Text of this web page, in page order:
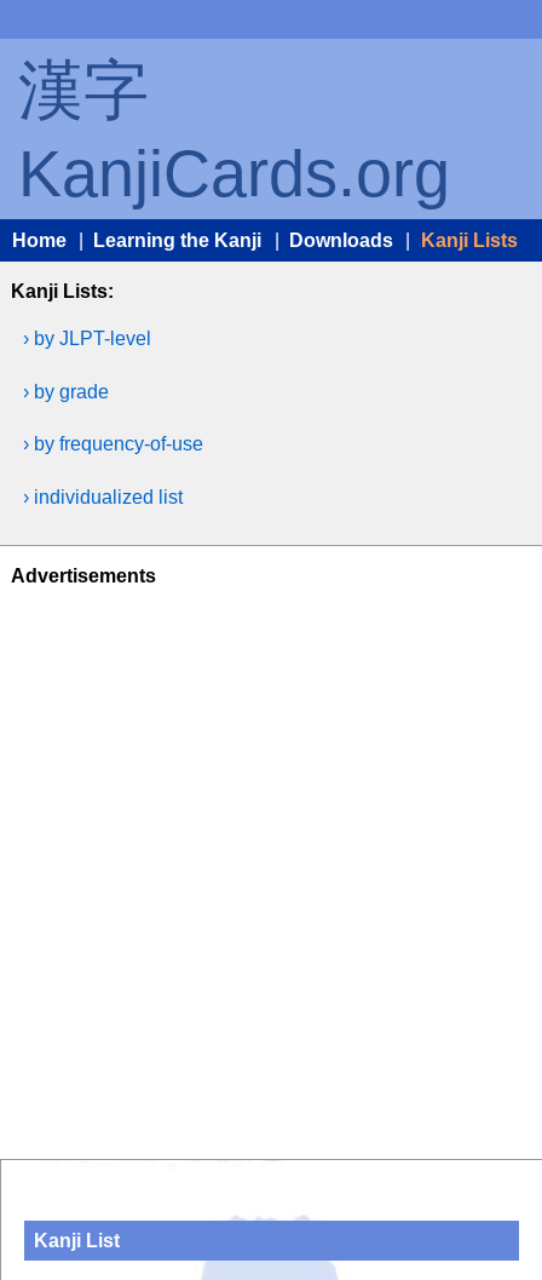
漢字
KanjiCards.org
Home Learning the Kanji Downloads Kanji Lists
Kanji Lists:
› by JLPT-level
› by grade
› by frequency-of-use
› individualized list
Advertisements
Kanji List